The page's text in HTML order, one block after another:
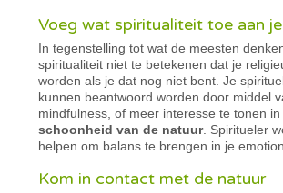
Voeg wat spiritualiteit toe aan
In tegenstelling tot wat de meesten
spiritualiteit niet te betekenen dat je
worden als je dat nog niet bent. Je
kunnen beantwoord worden door middel
mindfulness, of meer interesse te tonen in
schoonheid van de natuur. Spiritueler
helpen om balans te brengen in je
Kom in contact met de natuur